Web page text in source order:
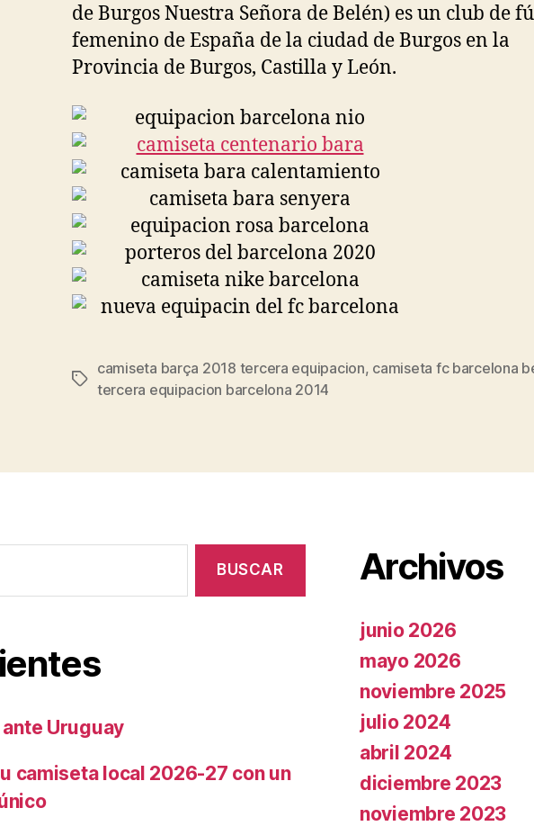
de Burgos Nuestra Señora de Belén) es un club de
femenino de España de la ciudad de Burgos en la
Provincia de Burgos, Castilla y León.
Etiquetas
camiseta barça 2018 tercera equipacion, camiseta fc barcelona
tercera equipacion barcelona 2014
Uruguay
camiseta local 2026-27 con un
Archivos
junio 2026
mayo 2026
noviembre 2025
julio 2024
abril 2024
diciembre 2023
noviembre 2023